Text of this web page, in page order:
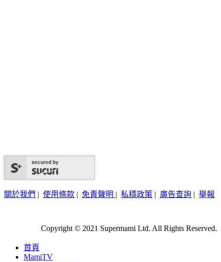
secured by
關於我們 | 使用條款 | 免責聲明 | 私穩政策 | 廣告查詢 | 舉報
Copyright © 2021 Supermami Ltd. All Rights Reserved.
首頁
MamiTV